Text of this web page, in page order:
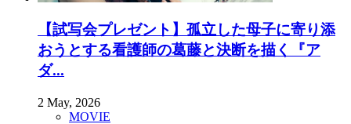
【試写会プレゼント】孤立した母子に寄り添
おうとする看護師の葛藤と決断を描く『ア
ダ...
2 May, 2026
MOVIE